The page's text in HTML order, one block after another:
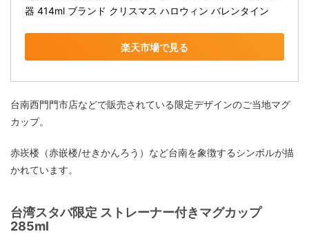
器 414ml ブランド クリスマス ハロウィン バレンタイン
楽天市場で見る
台南西門門市店などで販売されている限定デザインのご当地マグ
カップ。
赤崁楼（赤嵌楼/せきかんろう）など台南を象徴するシンボルが描
かれています。
台湾スタバ限定 ストレーナー付きマグカップ
285ml